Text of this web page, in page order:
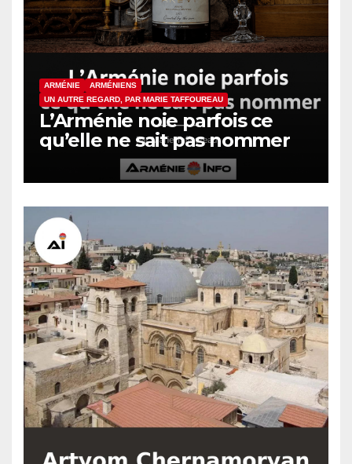
ARMÉNIE
ARMÉNIENS
UN AUTRE REGARD, PAR MARIE TAFFOUREAU
L’Arménie noie parfois ce
qu’elle ne sait pas nommer